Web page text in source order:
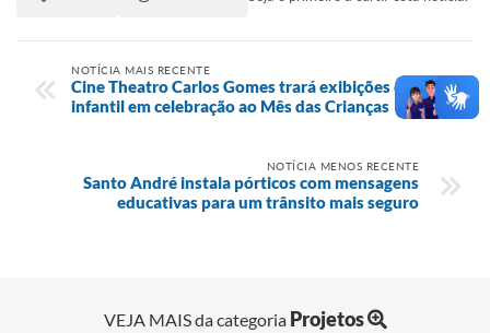
NOTÍCIA MAIS RECENTE
Cine Theatro Carlos Gomes trará exibições de filme
infantil em celebração ao Mês das Crianças
NOTÍCIA MENOS RECENTE
Santo André instala pórticos com mensagens
educativas para um trânsito mais seguro
VEJA MAIS da categoria Projetos